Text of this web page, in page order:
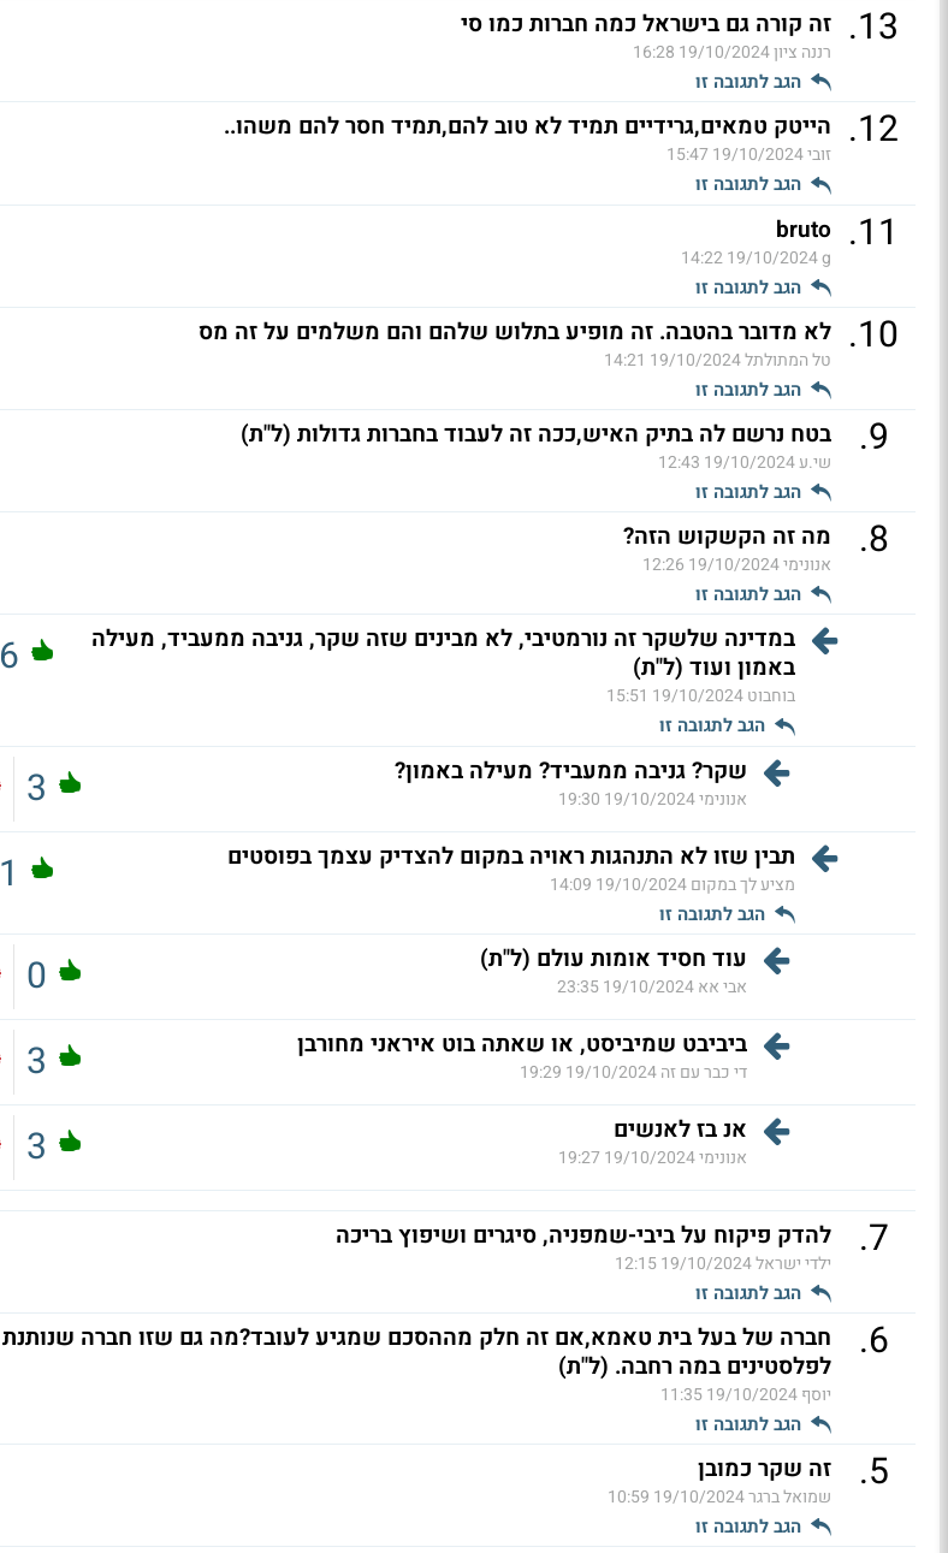
13
. זה קורה גם בישראל כמה חברות כמו סי
רננה ציון19/10/2024 16:28
הגב לתגובה זו
12
. הייטק טמאים,גרידיים תמיד לא טוב להם,תמיד חסר להם משהו..
זובי19/10/2024 15:47
הגב לתגובה זו
11
.
bruto
g
19/10/2024 14:22
הגב לתגובה זו
10
. לא מדובר בהטבה. זה מופיע בתלוש שלהם והם משלמים על זה מס
טל המתולתל19/10/2024 14:21
הגב לתגובה זו
9
. בטח נרשם לה בתיק האיש,ככה זה לעבוד בחברות גדולות (ל"ת)
שי.ע19/10/2024 12:43
הגב לתגובה זו
8
. מה זה הקשקוש הזה?
אנונימי19/10/2024 12:26
הגב לתגובה זו
במדינה שלשקר זה נורמטיבי, לא מבינים שזה שקר, גניבה ממעביד, מעילה
באמון ועוד (ל"ת)
בוחבוט19/10/2024 15:51
הגב לתגובה זו
6
שקר? גניבה ממעביד? מעילה באמון?
אנונימי19/10/2024 19:30
3
תבין שזו לא התנהגות ראויה במקום להצדיק עצמך בפוסטים
מציע לך במקום19/10/2024 14:09
הגב לתגובה זו
1
עוד חסיד אומות עולם (ל"ת)
אבי אא19/10/2024 23:35
0
ביביבט שמיביסט, או שאתה בוט איראני מחורבן
די כבר עם זה19/10/2024 19:29
3
אנ בז לאנשים
אנונימי19/10/2024 19:27
3
7
. להדק פיקוח על ביבי-שמפניה, סיגרים ושיפוץ בריכה
ילדי ישראל19/10/2024 12:15
הגב לתגובה זו
6
.
חברה של בעל בית טאמא,אם זה חלק מההסכם שמגיע לעובד?מה גם שזו חברה שנותנת
לפלסטינים במה רחבה. (ל"ת)
יוסף19/10/2024 11:35
הגב לתגובה זו
5
. זה שקר כמובן
שמואל ברגר19/10/2024 10:59
הגב לתגובה זו